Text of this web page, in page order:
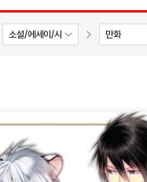
소설/에세이/시 만화